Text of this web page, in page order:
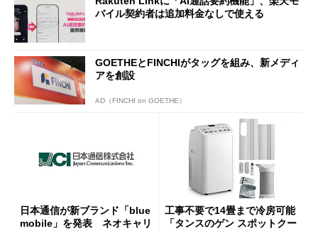
バイル契約者は追加料金なしで使える
GOETHEとFINCHIがタッグを組み、新メディ
アを創設
AD（FINCHI on GOETHE）
日本通信が新ブランド「blue
mobile」を発表 ネオキャリ
工事不要で14畳まで冷房可能
「タンスのゲン スポットクー